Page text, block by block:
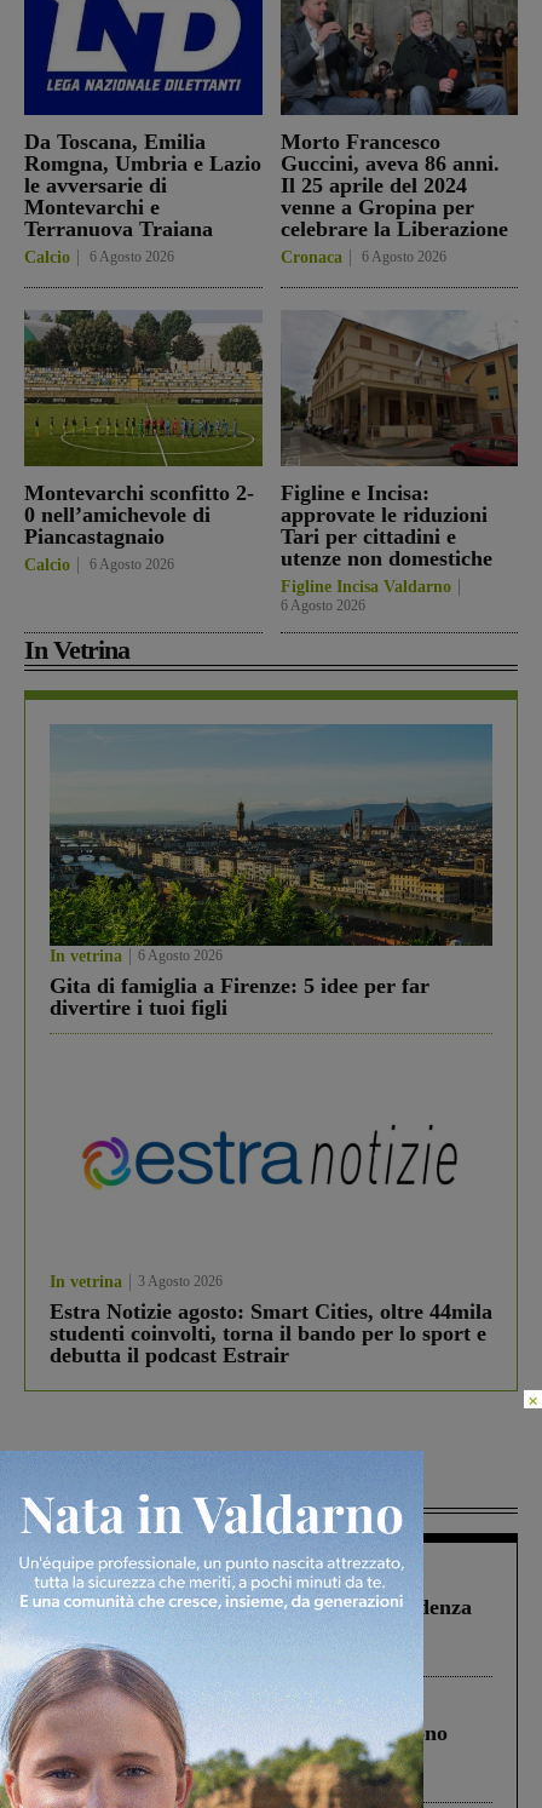
Da Toscana, Emilia
Romgna, Umbria e Lazio
le avversarie di
Montevarchi e
Terranuova Traiana
Calcio 6 Agosto 2026
Morto Francesco
Guccini, aveva 86 anni.
Il 25 aprile del 2024
venne a Gropina per
celebrare la Liberazione
Cronaca 6 Agosto 2026
Montevarchi sconfitto 2-
0 nell’amichevole di
Piancastagnaio
Calcio 6 Agosto 2026
Figline e Incisa:
approvate le riduzioni
Tari per cittadini e
utenze non domestiche
Figline Incisa Valdarno
6 Agosto 2026
In Vetrina
In vetrina 6 Agosto 2026
Gita di famiglia a Firenze: 5 idee per far
divertire i tuoi figli
In vetrina 3 Agosto 2026
Estra Notizie agosto: Smart Cities, oltre 44mila
studenti coinvolti, torna il bando per lo sport e
debutta il podcast Estrair
Più lette
Figline Incisa Valdarno 1 Agosto 2026
Piscina di Figline finanziata oltre la scadenza
Pnrr, il gruppo di Fratelli d’Italia: “Un
ringraziamento al Governo”
Cronaca 4 Agosto 2026
Un anno fa la strage in A1 in cui morirono
Gianni, Giulia e Franco. Lo schianto, il
processo, lo stop ai sorpassi fra tir....
×